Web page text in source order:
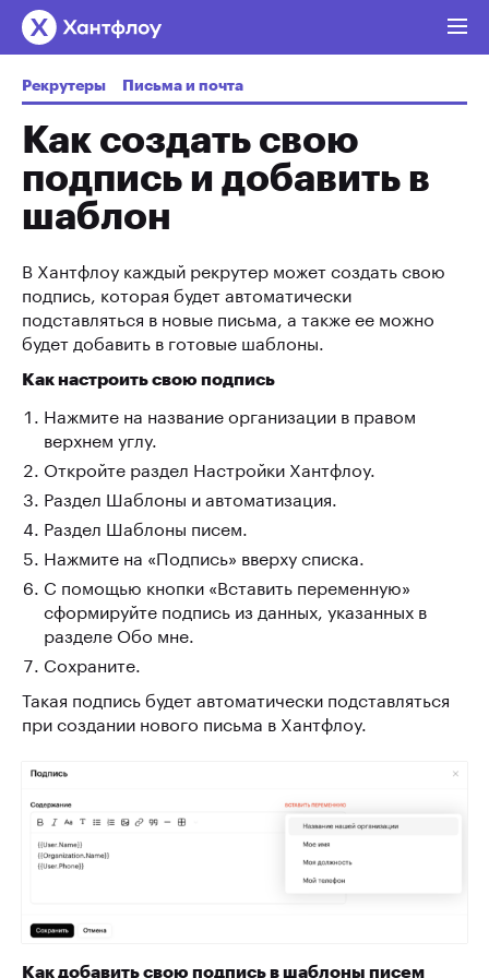
Рекрутеры Письма и почта
Как создать свою
подпись и добавить в
шаблон
В Хантфлоу каждый рекрутер может создать свою
подпись, которая будет автоматически
подставляться в новые письма, а также ее можно
будет добавить в готовые шаблоны.
Как настроить свою подпись
Нажмите на название организации в правом
верхнем углу.
Откройте раздел Настройки Хантфлоу.
Раздел Шаблоны и автоматизация.
Раздел Шаблоны писем.
Нажмите на «Подпись» вверху списка.
С помощью кнопки «Вставить переменную»
сформируйте подпись из данных, указанных в
разделе Обо мне.
Сохраните.
Такая подпись будет автоматически подставляться
при создании нового письма в Хантфлоу.
Как добавить свою подпись в шаблоны писем